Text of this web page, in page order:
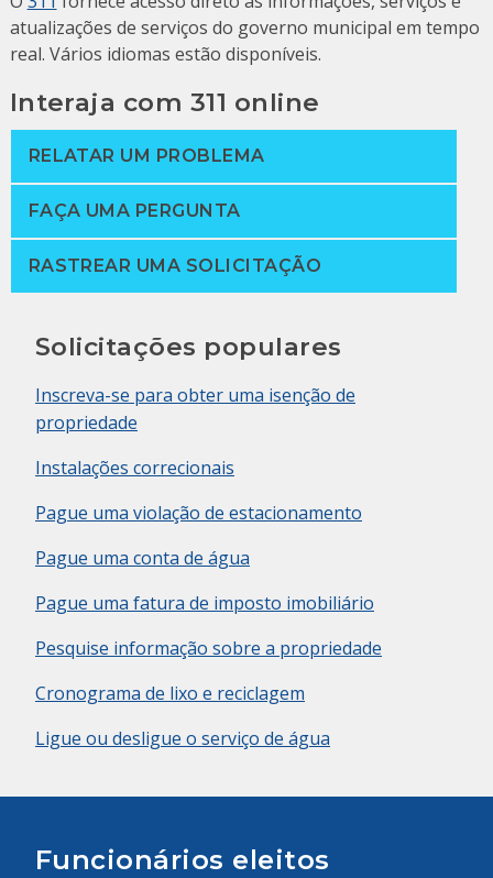
atualizações de serviços do governo municipal em tempo
real. Vários idiomas estão disponíveis.
Interaja com 311 online
RELATAR UM PROBLEMA
FAÇA UMA PERGUNTA
RASTREAR UMA SOLICITAÇÃO
Solicitações populares
Inscreva-se para obter uma isenção de
propriedade
Instalações correcionais
Pague uma violação de estacionamento
Pague uma conta de água
Pague uma fatura de imposto imobiliário
Pesquise informação sobre a propriedade
Cronograma de lixo e reciclagem
Ligue ou desligue o serviço de água
Funcionários eleitos